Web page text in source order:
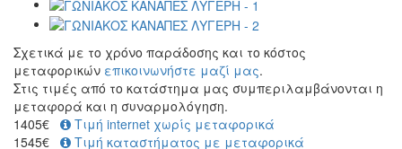
Σχετικά με το χρόνο παράδοσης και το κόστος
μεταφορικών επικοινωνήστε μαζί μας.
Στις τιμές από το κατάστημα μας συμπεριλαμβάνονται η
μεταφορά και η συναρμολόγηση.
1405€
Τιμή internet χωρίς μεταφορικά
1545€
Τιμή καταστήματος με μεταφορικά